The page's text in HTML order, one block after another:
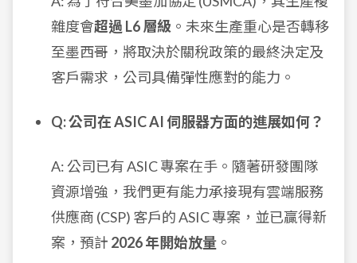
雜度會超過 L6 層級 。未來生產重心是否轉移
至墨西哥，將取決於關稅政策的最終決定及
客戶需求，公司具備彈性應對的能力。
Q: 公司在 ASIC AI 伺服器方面的進展如何？
A: 公司已有 ASIC 專案在手。隨著研發團隊
資源增強，我們更有能力承接現有雲端服務
供應商 (CSP) 客戶的 ASIC 專案，並已贏得新
案，預計 2026 年開始放量 。